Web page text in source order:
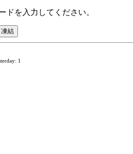
ドを入力してください。
1